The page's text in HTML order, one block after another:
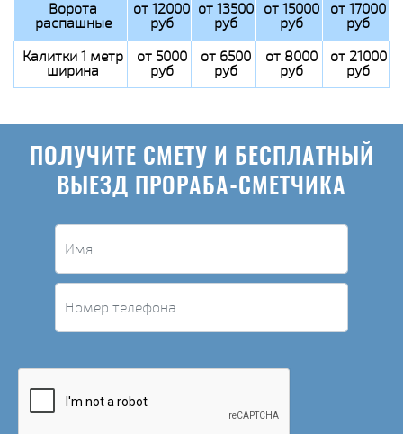
Ворота
распашные
от 12000
руб
от 13500
руб
от 15000
руб
от 17000
руб
Калитки 1 метр
ширина
от 5000
руб
от 6500
руб
от 8000
руб
от 21000
руб
ПОЛУЧИТЕ СМЕТУ И БЕСПЛАТНЫЙ
ВЫЕЗД ПРОРАБА-СМЕТЧИКА